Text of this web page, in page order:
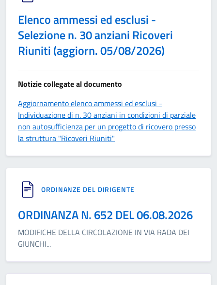
Elenco ammessi ed esclusi -
Selezione n. 30 anziani Ricoveri
Riuniti (aggiorn. 05/08/2026)
Notizie collegate al documento
Aggiornamento elenco ammessi ed esclusi -
Individuazione di n. 30 anziani in condizioni di parziale
non autosufficienza per un progetto di ricovero presso
la struttura "Ricoveri Riuniti"
ORDINANZE DEL DIRIGENTE
ORDINANZA N. 652 DEL 06.08.2026
MODIFICHE DELLA CIRCOLAZIONE IN VIA RADA DEI
GIUNCHI...